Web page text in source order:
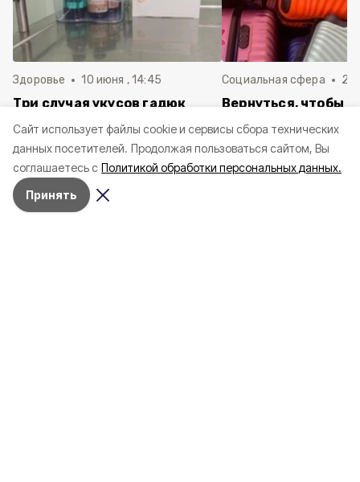
Cайт использует файлы cookie и сервисы сбора технических
данных посетителей. Продолжая пользоваться сайтом, Вы
соглашаетесь с Политикой обработки персональных данных.
Принять
Здоровье 10 июня , 14:45
Три случая укусов гадюк
Белгородской области с
начала года
Социальная сфера 20
Вернуться, чтобы
в Белгородскую
пять лет